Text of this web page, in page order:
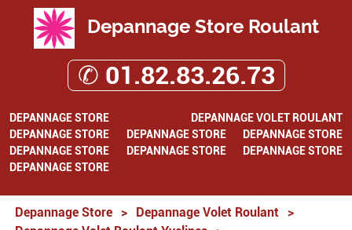
Depannage Store Roulant
✆ 01.82.83.26.73
DEPANNAGE STORE
DEPANNAGE VOLET ROULANT
DEPANNAGE STORE
DEPANNAGE STORE
DEPANNAGE STORE
DEPANNAGE STORE
DEPANNAGE STORE
DEPANNAGE STORE
DEPANNAGE STORE
Depannage Store > Depannage Volet Roulant
>